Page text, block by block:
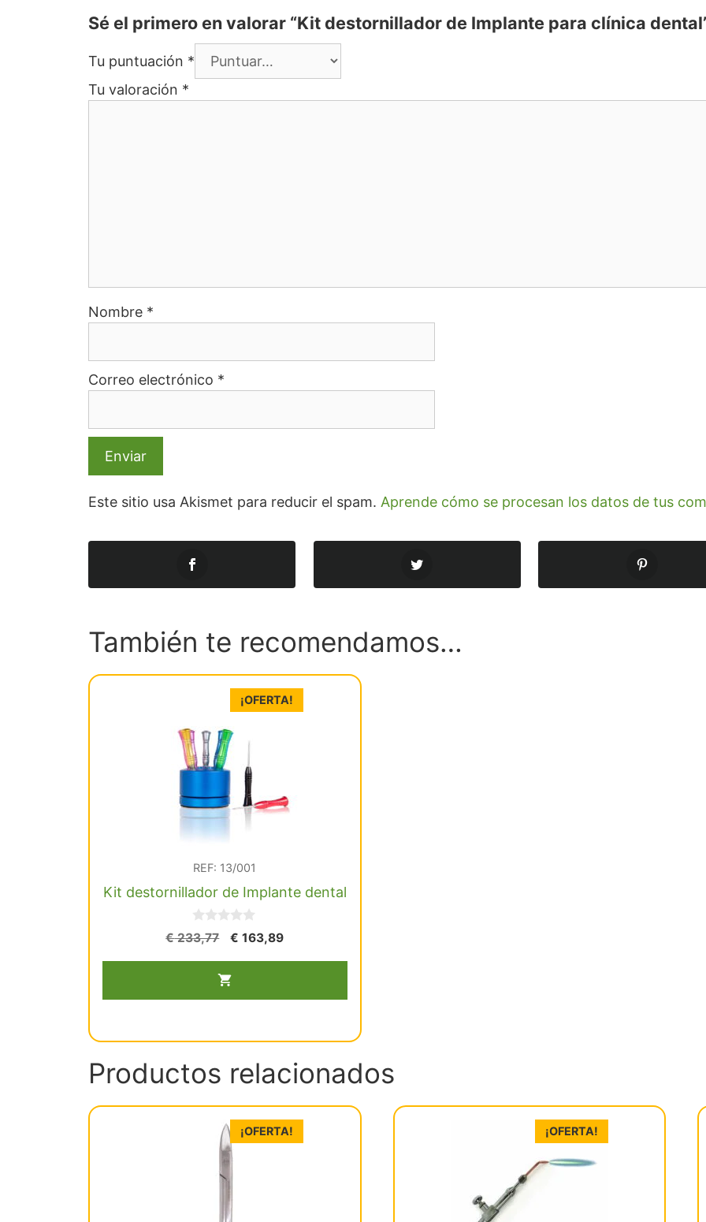
Sé el primero en valorar “Kit destornillador de Implante para clínica
Tu puntuación *
Tu valoración *
Nombre *
Correo electrónico *
Este sitio usa Akismet para reducir el spam. Aprende cómo se procesan los datos de tus
También te recomendamos…
¡OFERTA!
REF: 13/001
Kit destornillador de Implante dental
0
d
€233,77
El
original
era:
€ 163,89El
de
dental
cantidad
Productos relacionados
¡OFERTA! ¡OFERTA!